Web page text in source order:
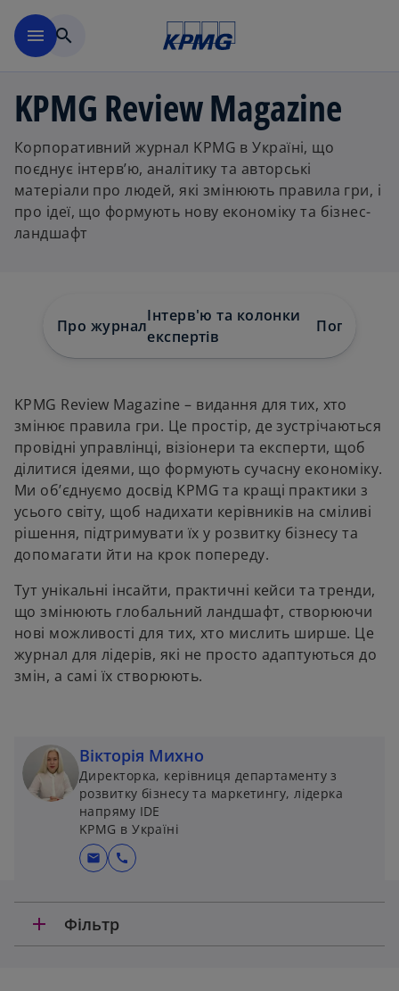
menu search
KPMG Review Magazine
Корпоративний журнал KPMG в Україні, що
поєднує інтерв’ю, аналітику та авторські
матеріали про людей, які змінюють правила гри, і
про ідеї, що формують нову економіку та бізнес-
ландшафт
Про журнал
Інтерв'ю та колонки
екcпертів
KPMG Review Magazine – видання для тих, хто
змінює правила гри. Це простір, де зустрічаються
провідні управлінці, візіонери та експерти, щоб
ділитися ідеями, що формують сучасну економіку.
Ми об’єднуємо досвід KPMG та кращі практики з
усього світу, щоб надихати керівників на сміливі
рішення, підтримувати їх у розвитку бізнесу та
допомагати йти на крок попереду.
Тут унікальні інсайти, практичні кейси та тренди,
що змінюють глобальний ландшафт, створюючи
нові можливості для тих, хто мислить ширше. Це
журнал для лідерів, які не просто адаптуються до
змін, а самі їх створюють.
Вікторія Михно
Директорка, керівниця департаменту з
розвитку бізнесу та маркетингу, лідерка
напряму IDE
KPMG в Україні
mail call
add Фільтр